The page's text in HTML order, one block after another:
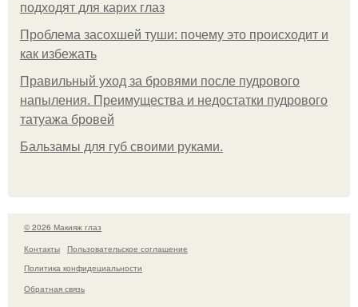
подходят для карих глаз
Проблема засохшей туши: почему это происходит и
как избежать
Правильный уход за бровями после пудрового
напыления. Преимущества и недостатки пудрового
татуажа бровей
Бальзамы для губ своими руками.
© 2026 Макияж глаз
Контакты
Пользовательское соглашение
Политика конфидециальности
Обратная связь